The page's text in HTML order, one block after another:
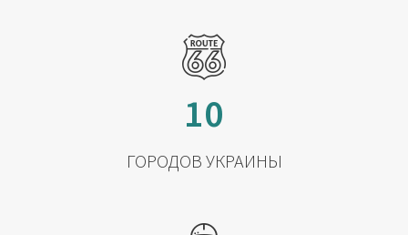
10
ГОРОДОВ УКРАИНЫ